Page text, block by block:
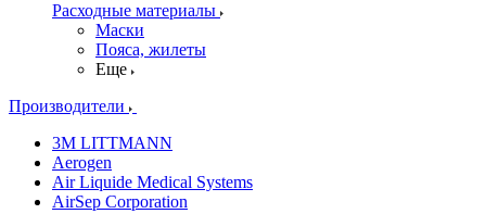
Расходные материалы
Маски
Пояса, жилеты
Еще
Производители
3M LITTMANN
Aerogen
Air Liquide Medical Systems
AirSep Corporation